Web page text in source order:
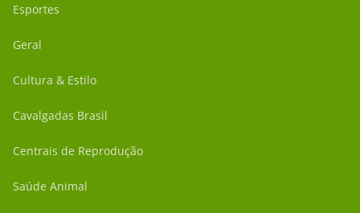
Esportes
Geral
Cultura & Estilo
Cavalgadas Brasil
Centrais de Reprodução
Saúde Animal